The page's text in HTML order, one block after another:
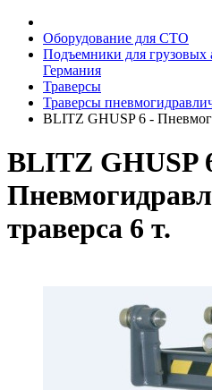
Оборудование для СТО
Подъемники для
Германия
Траверсы
Траверсы
BLITZ GHUSP 6 -
BLITZ GHUSP
траверса 6 т.